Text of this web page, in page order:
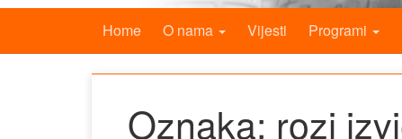
Home O nama Vijesti Programi
Oznaka: rozi